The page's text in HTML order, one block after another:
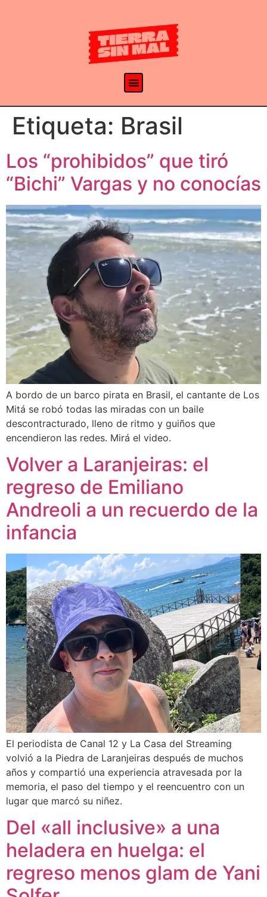
Etiqueta: Brasil
Los “prohibidos” que tiró
“Bichi” Vargas y no conocías
A bordo de un barco pirata en Brasil, el cantante de Los
Mitá se robó todas las miradas con un baile
descontracturado, lleno de ritmo y guiños que
encendieron las redes. Mirá el video.
Volver a Laranjeiras: el
regreso de Emiliano
Andreoli a un recuerdo de la
infancia
El periodista de Canal 12 y La Casa del Streaming
volvió a la Piedra de Laranjeiras después de muchos
años y compartió una experiencia atravesada por la
memoria, el paso del tiempo y el reencuentro con un
lugar que marcó su niñez.
Del «all inclusive» a una
heladera en huelga: el
regreso menos glam de Yani